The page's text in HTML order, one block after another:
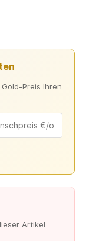
Preis Ihren
Artikel